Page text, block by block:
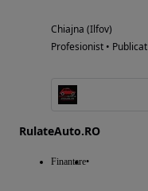
Chiajna (Ilfov)
Profesionist • Publicat
RulateAuto.RO
Finantare